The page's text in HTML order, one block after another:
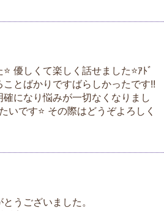
優しくて楽しく話せました⭐ｱﾄﾞ
とばかりですばらしかったです!!
確になり悩みが一切なくなりまし
いです⭐ その際はどうぞよろしく
うございました。